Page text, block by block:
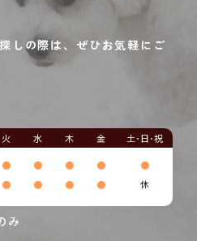
しの際は、ぜひお気軽にご
火 水 木 金 土･日･祝
● ● ● ● ●
● ● ● ● 休
み